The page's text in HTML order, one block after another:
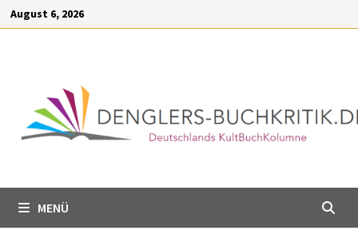
springen
Zum
Inhalt
August 6, 2026
MENÜ